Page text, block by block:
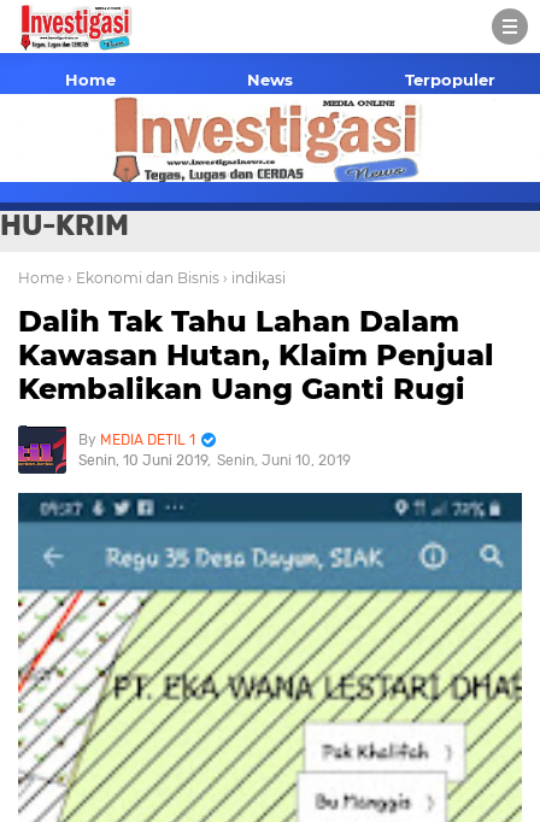
Home News Terpopuler
HU-KRIM
Home › Ekonomi dan Bisnis › indikasi
Dalih Tak Tahu Lahan Dalam
Kawasan Hutan, Klaim Penjual
Kembalikan Uang Ganti Rugi
MEDIA DETIL 1
Senin, 10 Juni 2019 Senin, Juni 10, 2019